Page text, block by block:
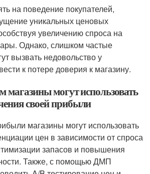
на поведение покупателей,
уникальных ценовых
увеличению спроса на
Однако, слишком частые
вызвать недовольство у
к потере доверия к магазину.
магазины могут использовать
своей прибыли
магазины могут использовать
цен в зависимости от спроса
запасов и повышения
Также, с помощью ДМП